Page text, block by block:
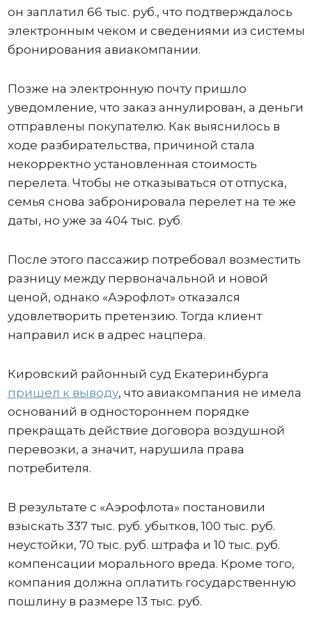
он заплатил 66 тыс. руб., что подтверждалось
электронным чеком и сведениями из системы
бронирования авиакомпании.
Позже на электронную почту пришло
уведомление, что заказ аннулирован, а деньги
отправлены покупателю. Как выяснилось в
ходе разбирательства, причиной стала
некорректно установленная стоимость
перелета. Чтобы не отказываться от отпуска,
семья снова забронировала перелет на те же
даты, но уже за 404 тыс. руб.
После этого пассажир потребовал возместить
разницу между первоначальной и новой
ценой, однако «Аэрофлот» отказался
удовлетворить претензию. Тогда клиент
направил иск в адрес нацпера.
Кировский районный суд Екатеринбурга
пришел к выводу, что авиакомпания не имела
оснований в одностороннем порядке
прекращать действие договора воздушной
перевозки, а значит, нарушила права
потребителя.
В результате с «Аэрофлота» постановили
взыскать 337 тыс. руб. убытков, 100 тыс. руб.
неустойки, 70 тыс. руб. штрафа и 10 тыс. руб.
компенсации морального вреда. Кроме того,
компания должна оплатить государственную
пошлину в размере 13 тыс. руб.